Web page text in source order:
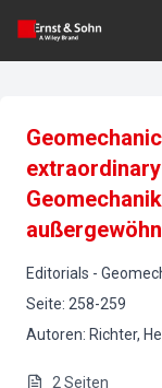
Editorials -
Seite: 258-259
Autoren: Richter,
2 Seiten